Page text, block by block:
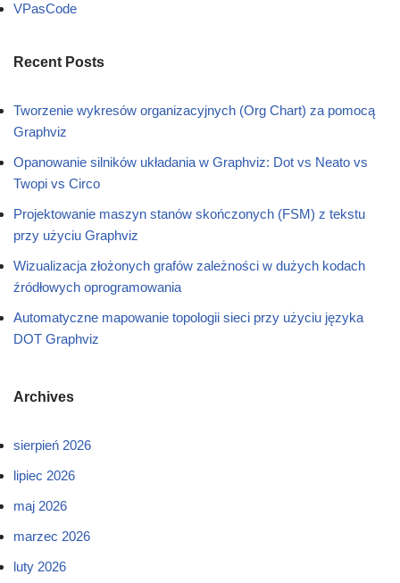
VPasCode
Recent Posts
Tworzenie wykresów organizacyjnych (Org Chart) za pomocą
Graphviz
Opanowanie silników układania w Graphviz: Dot vs Neato vs
Twopi vs Circo
Projektowanie maszyn stanów skończonych (FSM) z tekstu
przy użyciu Graphviz
Wizualizacja złożonych grafów zależności w dużych kodach
źródłowych oprogramowania
Automatyczne mapowanie topologii sieci przy użyciu języka
DOT Graphviz
Archives
sierpień 2026
lipiec 2026
maj 2026
marzec 2026
luty 2026